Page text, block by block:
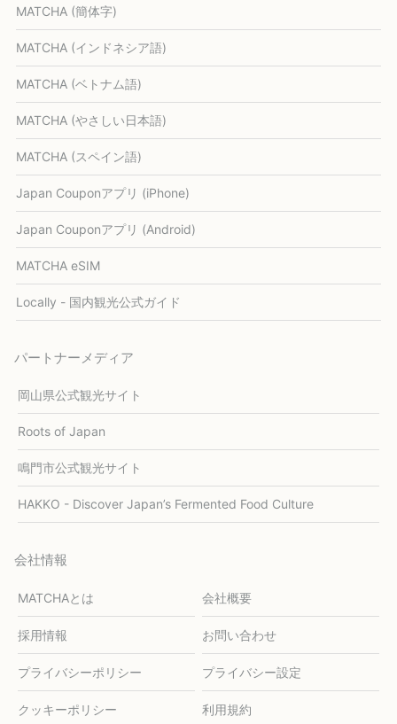
MATCHA (簡体字)
MATCHA (インドネシア語)
MATCHA (ベトナム語)
MATCHA (やさしい日本語)
MATCHA (スペイン語)
Japan Couponアプリ (iPhone)
Japan Couponアプリ (Android)
MATCHA eSIM
Locally - 国内観光公式ガイド
パートナーメディア
岡山県公式観光サイト
Roots of Japan
鳴門市公式観光サイト
HAKKO - Discover Japan’s Fermented Food Culture
会社情報
MATCHAとは 会社概要
採用情報 お問い合わせ
プライバシーポリシー プライバシー設定
クッキーポリシー 利用規約